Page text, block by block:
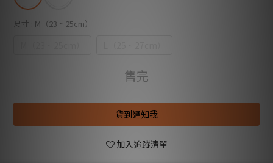
尺寸 : M（23 ~ 25cm）
售完
貨到通知我
加入追蹤清單